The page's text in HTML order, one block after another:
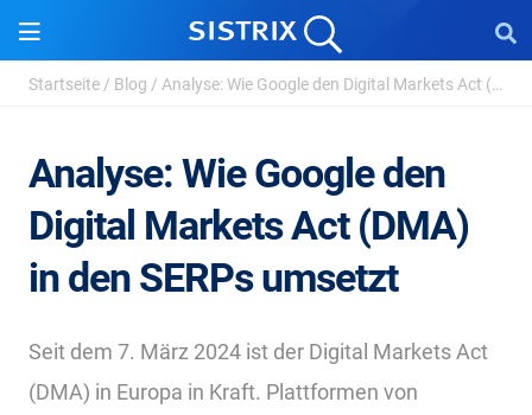
Startseite / Blog / Analyse: Wie Google den Digital Markets Act (DMA) in ...
Analyse: Wie Google den
Digital Markets Act (DMA)
in den SERPs umsetzt
Seit dem 7. März 2024 ist der Digital Markets Act
(DMA) in Europa in Kraft. Plattformen von